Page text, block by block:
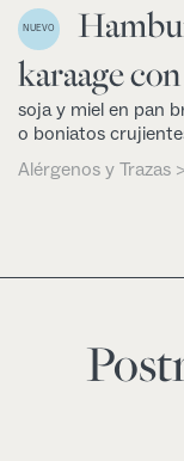
NUEVO
karaage
soja y miel en pan
o boniatos
Alérgenos y Trazas >